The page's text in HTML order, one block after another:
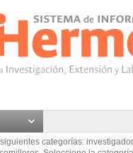
categorías: